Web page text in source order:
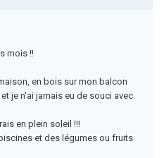
mois !!
en bois sur mon balcon
je n'ai jamais eu de souci avec
en plein soleil !!!
et des légumes ou fruits